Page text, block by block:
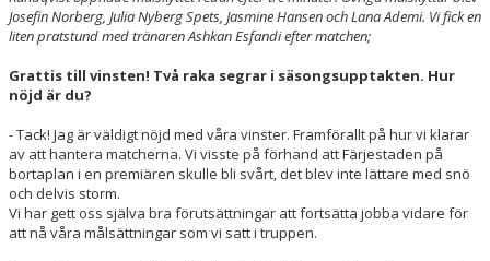
KONTAKT
DIV. 1 SÖDRA
DAM AKADEMI - DIVISION 2
Josefin Norberg, Julia Nyberg Spets, Jasmine Hansen och Lana Ademi. Vi fick en
liten pratstund med tränaren Ashkan Esfandi efter matchen;
Grattis till vinsten! Två raka segrar i säsongsupptakten. Hur
nöjd är du?
- Tack! Jag är väldigt nöjd med våra vinster. Framförallt på hur vi klarar
av att hantera matcherna. Vi visste på förhand att Färjestaden på
bortaplan i en premiären skulle bli svårt, det blev inte lättare med snö
och delvis storm.
Vi har gett oss själva bra förutsättningar att fortsätta jobba vidare för
att nå våra målsättningar som vi satt i truppen.